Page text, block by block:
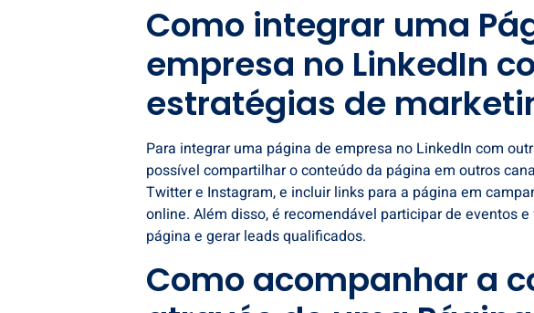
Como integrar uma
empresa no LinkedIn
estratégias de
Para integrar uma página de empresa no LinkedIn com
possível compartilhar o conteúdo da página em outros
Twitter e Instagram, e incluir links para a página em
online. Além disso, é recomendável participar de eventos
página e gerar leads qualificados.
Como acompanhar a